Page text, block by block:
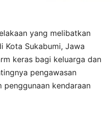
yang melibatkan
Kota Sukabumi, Jawa
keras bagi keluarga dan
pengawasan
penggunaan kendaraan